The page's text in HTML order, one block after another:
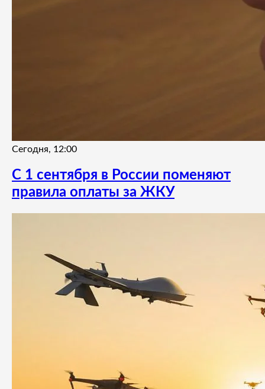
Сегодня, 12:00
С 1 сентября в России поменяют
правила оплаты за ЖКУ